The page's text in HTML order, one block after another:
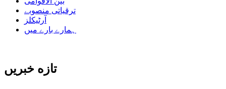
ترقیاتی منصوبے
آرٹیکلز
ہمارے بارے میں
تازه خبریں